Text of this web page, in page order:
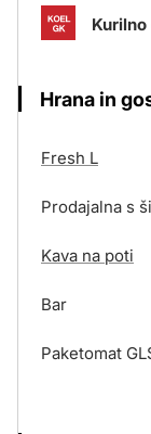
Kurilno
Hrana in
Fresh L
Prodajalna s
Kava na poti
Bar
Paketomat